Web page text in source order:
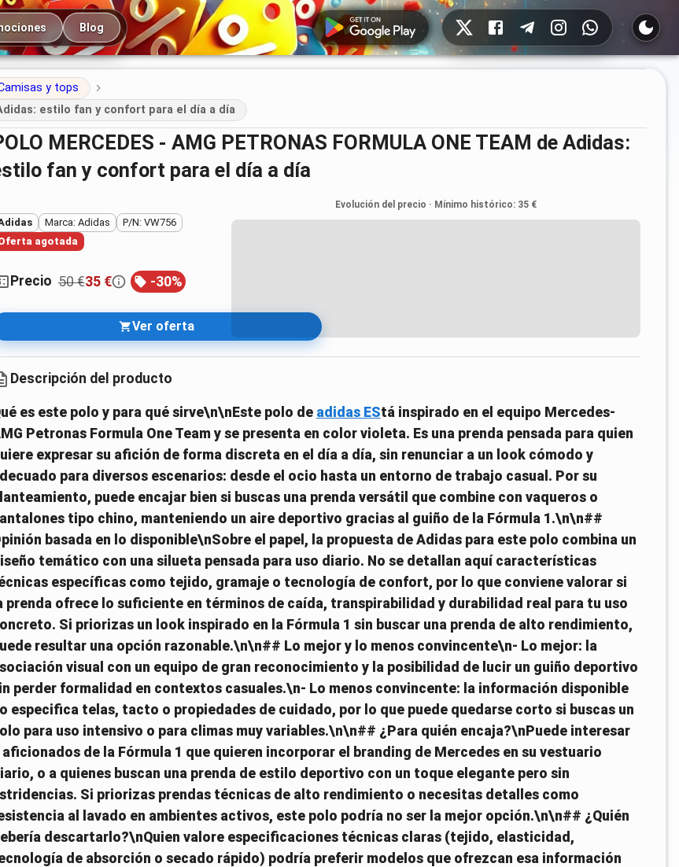
Blog
Redes sociales
y tops
Adidas: estilo fan y confort para el día a día
de Adidas:
fan y confort para el día a día
Marca: Adidas
P/N: VW756
agotada
Precio 50 €35 € -30%
Ver oferta
Evolución del precio · Mínimo histórico: 35 €
Descripción del producto
es este polo y para qué sirve\n\nEste polo de adidas EStá inspirado en el equipo Mercedes-
Petronas Formula One Team y se presenta en color violeta. Es una prenda pensada para quien
expresar su afición de forma discreta en el día a día, sin renunciar a un look cómodo y
para diversos escenarios: desde el ocio hasta un entorno de trabajo casual. Por su
puede encajar bien si buscas una prenda versátil que combine con vaqueros o
tipo chino, manteniendo un aire deportivo gracias al guiño de la Fórmula 1.\n\n##
basada en lo disponible\nSobre el papel, la propuesta de Adidas para este polo combina un
temático con una silueta pensada para uso diario. No se detallan aquí características
específicas como tejido, gramaje o tecnología de confort, por lo que conviene valorar si
prenda ofrece lo suficiente en términos de caída, transpirabilidad y durabilidad real para tu uso
Si priorizas un look inspirado en la Fórmula 1 sin buscar una prenda de alto rendimiento,
resultar una opción razonable.\n\n## Lo mejor y lo menos convincente\n- Lo mejor: la
visual con un equipo de gran reconocimiento y la posibilidad de lucir un guiño deportivo
perder formalidad en contextos casuales.\n- Lo menos convincente: la información disponible
especifica telas, tacto o propiedades de cuidado, por lo que puede quedarse corto si buscas un
para uso intensivo o para climas muy variables.\n\n## ¿Para quién encaja?\nPuede interesar
aficionados de la Fórmula 1 que quieren incorporar el branding de Mercedes en su vestuario
o a quienes buscan una prenda de estilo deportivo con un toque elegante pero sin
Si priorizas prendas técnicas de alto rendimiento o necesitas detalles como
al lavado en ambientes activos, este polo podría no ser la mejor opción.\n\n## ¿Quién
descartarlo?\nQuien valore especificaciones técnicas claras (tejido, elasticidad,
de absorción o secado rápido) podría preferir modelos que ofrezcan esa información